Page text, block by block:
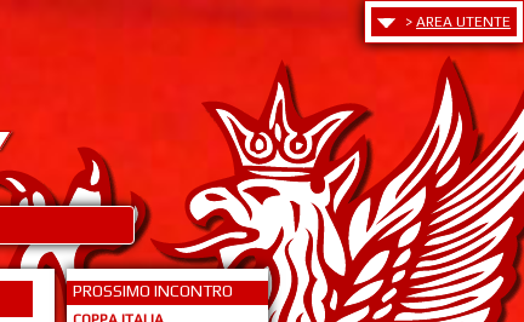
> AREA UTENTE
PROSSIMO INCONTRO